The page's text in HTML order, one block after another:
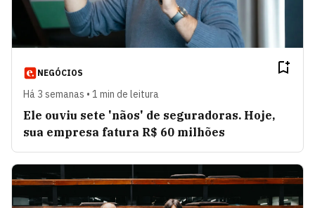
NEGÓCIOS
Há 3 semanas • 1 min de leitura
Ele ouviu sete 'nãos' de seguradoras. Hoje,
sua empresa fatura R$ 60 milhões